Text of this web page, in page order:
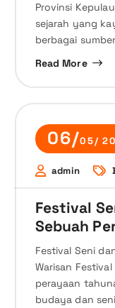
Provinsi
sejarah yang
berbagai
Read More
06/05/
admin
Festival
Sebuah
Festival Seni
Warisan
perayaan
budaya dan